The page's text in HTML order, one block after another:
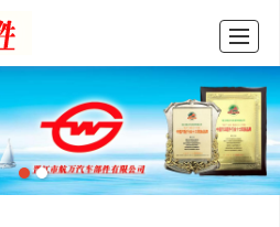
公司介绍 联系我们 LBS